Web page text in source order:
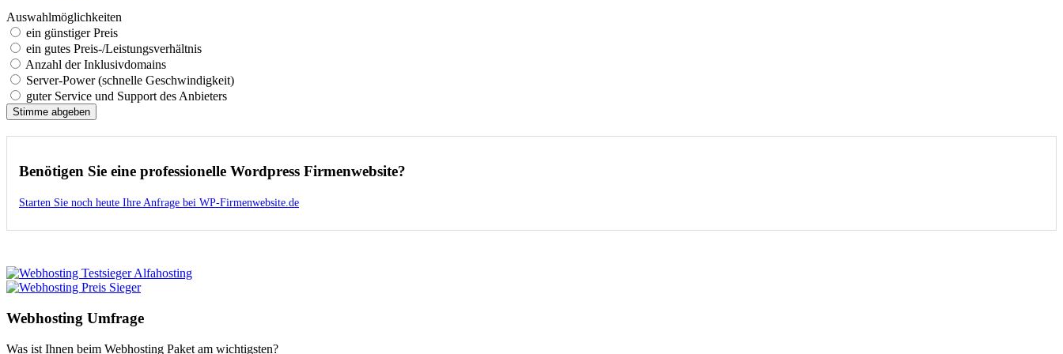
Auswahlmöglichkeiten
ein günstiger Preis
ein gutes Preis-/Leistungsverhältnis
Anzahl der Inklusivdomains
Server-Power (schnelle Geschwindigkeit)
guter Service und Support des Anbieters
Benötigen Sie eine professionelle Wordpress Firmenwebsite?
Starten Sie noch heute Ihre Anfrage bei WP-Firmenwebsite.de
Webhosting Umfrage
Was ist Ihnen beim Webhosting Paket am wichtigsten?